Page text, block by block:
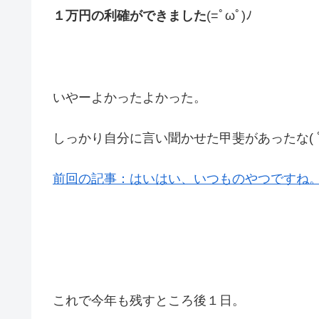
１万円の利確ができました(=ﾟωﾟ)ﾉ
いやーよかったよかった。
しっかり自分に言い聞かせた甲斐があったな(
前回の記事：はいはい、いつものやつですね。
これで今年も残すところ後１日。